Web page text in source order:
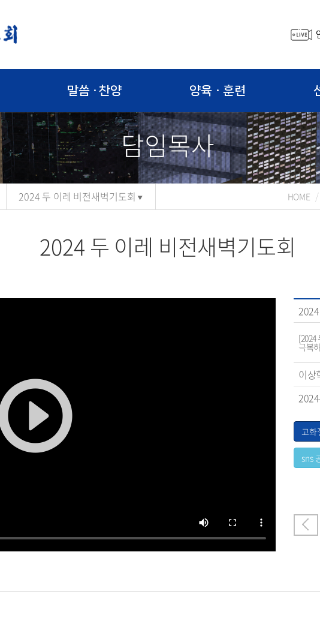
말씀 · 찬양 양육ㆍ훈련
담임목사
2024 두 이레 비전새벽기도회 HOME
2024 두 이레 비전새벽기도회
[2024
극복
이상